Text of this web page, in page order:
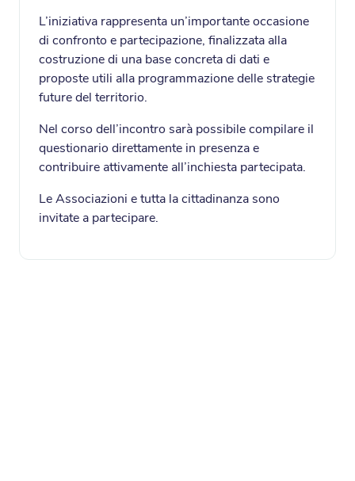
L’iniziativa rappresenta un’importante occasione
di confronto e partecipazione, finalizzata alla
costruzione di una base concreta di dati e
proposte utili alla programmazione delle strategie
future del territorio.
Nel corso dell’incontro sarà possibile compilare il
questionario direttamente in presenza e
contribuire attivamente all’inchiesta partecipata.
Le Associazioni e tutta la cittadinanza sono
invitate a partecipare.